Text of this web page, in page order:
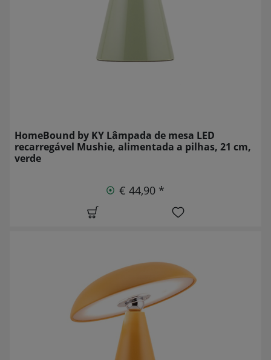
HomeBound by KY Lâmpada de mesa LED
recarregável Mushie, alimentada a pilhas, 21 cm,
verde
€ 44,90 *